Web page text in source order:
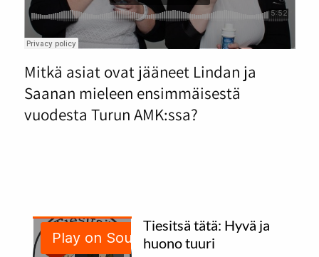
Mitkä asiat ovat jääneet Lindan ja
Saanan mieleen ensimmäisestä
vuodesta Turun AMK:ssa?
Tiesitsä tätä: Hyvä ja
huono tuuri